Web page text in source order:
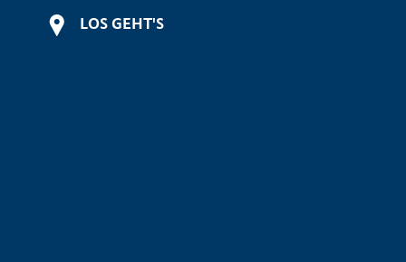
LOS GEHT'S